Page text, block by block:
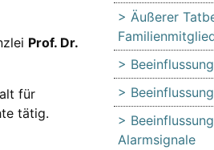
Prof. Dr.
für
tätig.
Äußerer
Beeinflussung
Alarmsignale